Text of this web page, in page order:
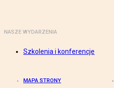
NASZE WYDARZENIA
Szkolenia i konferencje
MAPA STRONY